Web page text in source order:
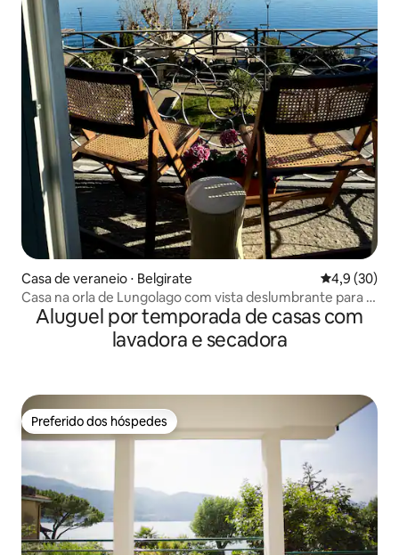
Casa de veraneio ⋅ Belgirate 4,9 de uma
4,9 (30)
Casa na orla de Lungolago com vista deslumbrante para o
lago
Aluguel por temporada de casas com
lavadora e secadora
Preferido dos hóspedes
Preferido dos hóspedes